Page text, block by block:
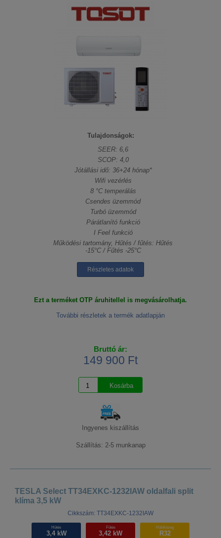
Tulajdonságok:
SEER: 6,6
SCOP: 4,0
Jótállási idő: 36+24 hónap*
Wifi vezérlés
8 °C temperálás
Csendes üzemmód
Turbó üzemmód
Párátlanító funkció
I Feel funkció
Működési tartomány, Hűtés / fűtés: Hűtés
-15°C / Fűtés -25°C
Részletes adatok
Ezt a terméket OTP áruhitellel is megvásárolhatja.
További részletek a termék adatlapján
Bruttó ár:
149 900 Ft
Ingyenes kiszállítás
Szállítás: 2-5 munkanap
TESLA Select TT34EXKC-1232IAW oldalfali split
klíma 3,5 kW
Cikkszám: TT34EXKC-1232IAW
Hűtés
3,4 kW
Fűtés
3,42 kW
Hűtőközeg
R32